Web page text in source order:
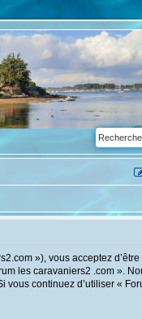
»), vous acceptez
les caravaniers2 .com ».
continuez d’utiliser «